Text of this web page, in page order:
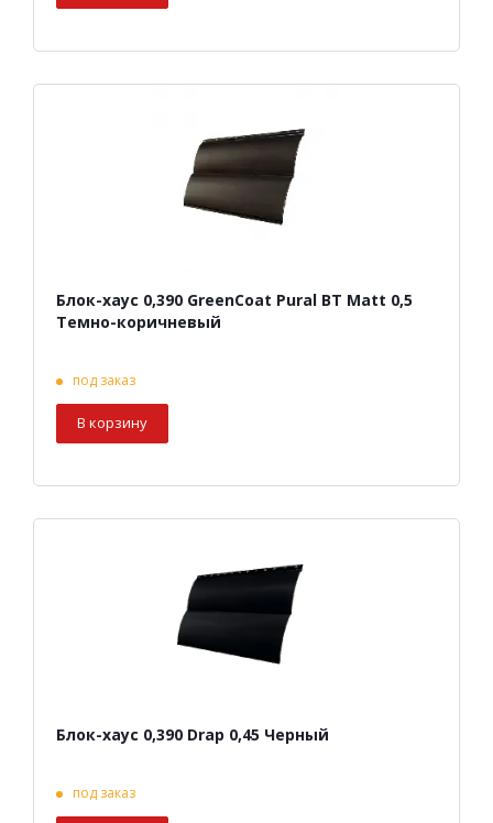
Блок-хаус 0,390 GreenCoat Pural BT Matt 0,5
Темно-коричневый
под заказ
В корзину
Блок-хаус 0,390 Drap 0,45 Черный
под заказ